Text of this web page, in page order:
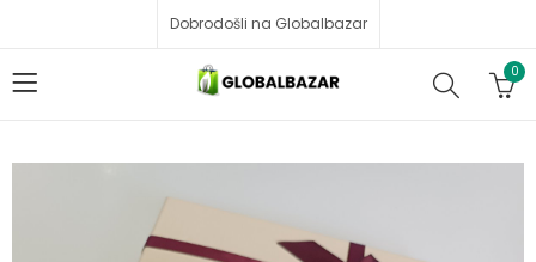
Dobrodošli na Globalbazar
0